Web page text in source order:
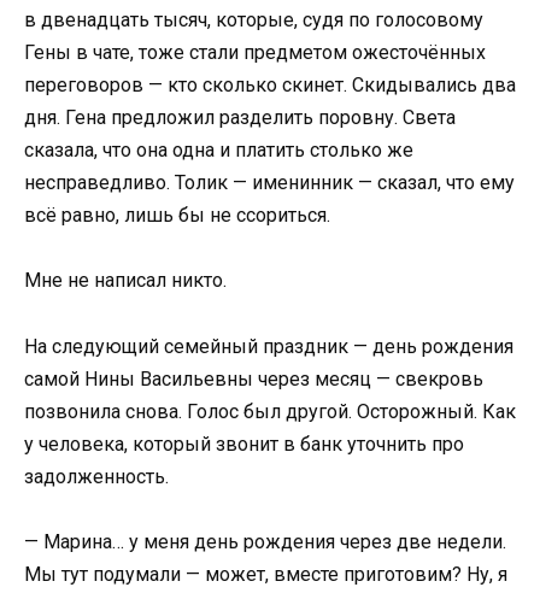
в двенадцать тысяч, которые, судя по голосовому
Гены в чате, тоже стали предметом ожесточённых
переговоров — кто сколько скинет. Скидывались два
дня. Гена предложил разделить поровну. Света
сказала, что она одна и платить столько же
несправедливо. Толик — именинник — сказал, что ему
всё равно, лишь бы не ссориться.
Мне не написал никто.
На следующий семейный праздник — день рождения
самой Нины Васильевны через месяц — свекровь
позвонила снова. Голос был другой. Осторожный. Как
у человека, который звонит в банк уточнить про
задолженность.
— Марина… у меня день рождения через две недели.
Мы тут подумали — может, вместе приготовим? Ну, я